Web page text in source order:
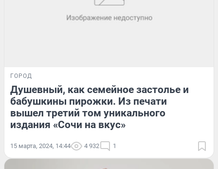
ГОРОД
Душевный, как семейное застолье и
бабушкины пирожки. Из печати
вышел третий том уникального
издания «Сочи на вкус»
15 марта, 2024, 14:44 4 932 1